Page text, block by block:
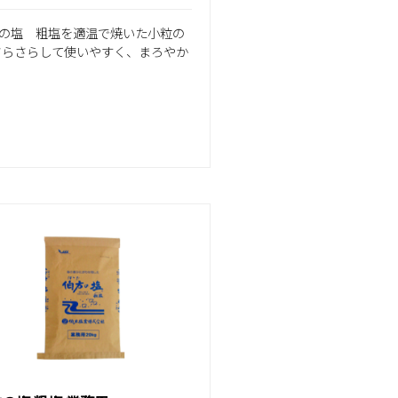
塩 粗塩を適温で焼いた小粒の
さらして使いやすく、まろやか